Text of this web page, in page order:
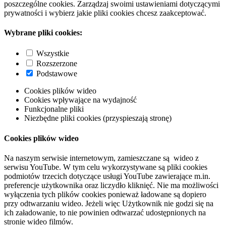
poszczególne cookies. Zarządzaj swoimi ustawieniami dotyczącymi
prywatności i wybierz jakie pliki cookies chcesz zaakceptować.
Wybrane pliki cookies:
Wszystkie
Rozszerzone
Podstawowe
Cookies plików wideo
Cookies wpływające na wydajność
Funkcjonalne pliki
Niezbędne pliki cookies (przyspieszają stronę)
Cookies plików wideo
Na naszym serwisie internetowym, zamieszczane są wideo z
serwisu YouTube. W tym celu wykorzystywane są pliki cookies
podmiotów trzecich dotyczące usługi YouTube zawierające m.in.
preferencje użytkownika oraz liczydło kliknięć. Nie ma możliwości
wyłączenia tych plików cookies ponieważ ładowane są dopiero
przy odtwarzaniu wideo. Jeżeli więc Użytkownik nie godzi się na
ich załadowanie, to nie powinien odtwarzać udostępnionych na
stronie wideo filmów.